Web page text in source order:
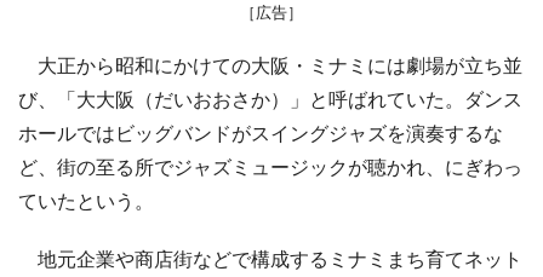
［広告］
大正から昭和にかけての大阪・ミナミには劇場が立ち並
び、「大大阪（だいおおさか）」と呼ばれていた。ダンス
ホールではビッグバンドがスイングジャズを演奏するな
ど、街の至る所でジャズミュージックが聴かれ、にぎわっ
ていたという。
地元企業や商店街などで構成するミナミまち育てネット